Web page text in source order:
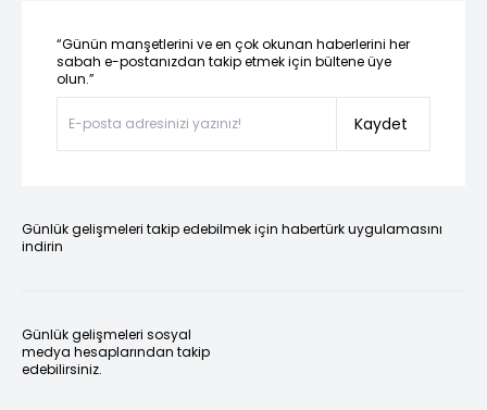
“Günün manşetlerini ve en çok okunan haberlerini her
sabah e-postanızdan takip etmek için bültene üye
olun.”
Kaydet
Günlük gelişmeleri takip edebilmek için habertürk uygulamasını
indirin
Günlük gelişmeleri sosyal
medya hesaplarından takip
edebilirsiniz.